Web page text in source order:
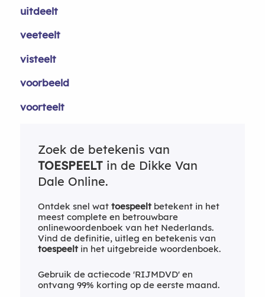
uitdeelt
veeteelt
visteelt
voorbeeld
voorteelt
Zoek de betekenis van
TOESPEELTin de Dikke Van
Dale Online.
Ontdek snel wat toespeeltbetekent in het
meest complete en betrouwbare
onlinewoordenboek van het Nederlands.
Vind de definitie, uitleg en betekenis van
toespeeltin het uitgebreide woordenboek.
Gebruik de actiecode 'RIJMDVD' en
ontvang 99% korting op de eerste maand.